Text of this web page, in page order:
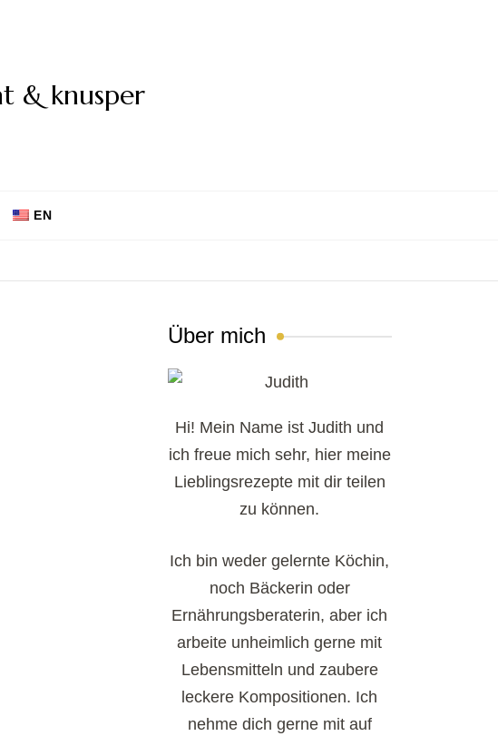
& knusper
EN
Über mich
Hi! Mein Name ist Judith und
ich freue mich sehr, hier meine
Lieblingsrezepte mit dir teilen
zu können.
Ich bin weder gelernte Köchin,
noch Bäckerin oder
Ernährungsberaterin, aber ich
arbeite unheimlich gerne mit
Lebensmitteln und zaubere
leckere Kompositionen. Ich
nehme dich gerne mit auf